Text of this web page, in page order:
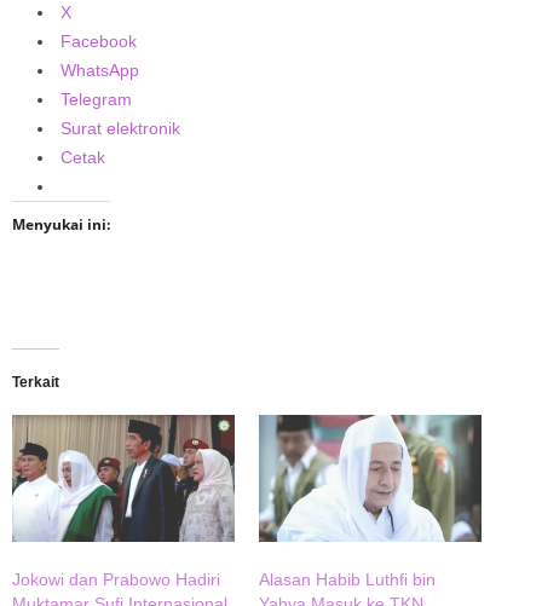
X
Facebook
WhatsApp
Telegram
Surat elektronik
Cetak
Menyukai ini:
Terkait
Jokowi dan Prabowo Hadiri
Alasan Habib Luthfi bin